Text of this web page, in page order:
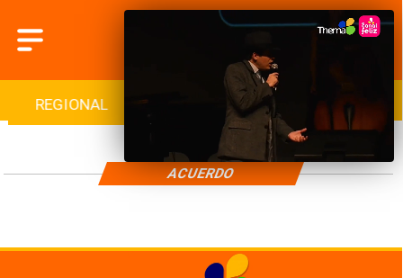
REGIONAL INTERNACIONAL DEPORTES
ACUERDO